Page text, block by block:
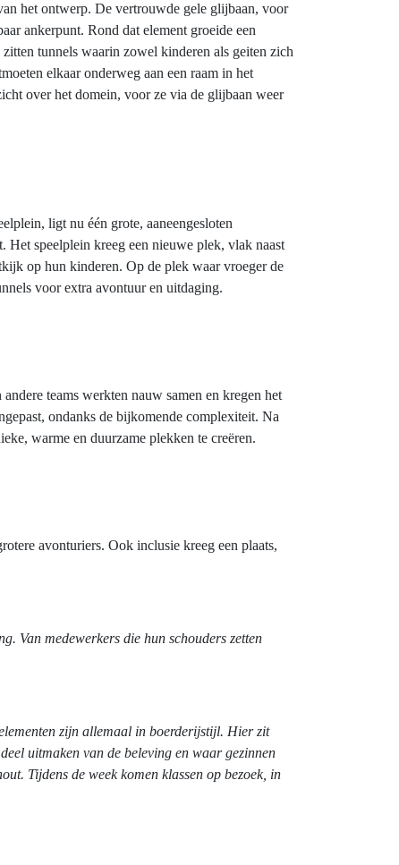
het ontwerp. De vertrouwde gele glijbaan, voor
ankerpunt. Rond dat element groeide een
tunnels waarin zowel kinderen als geiten zich
elkaar onderweg aan een raam in het
over het domein, voor ze via de glijbaan weer
ligt nu één grote, aaneengesloten
Het speelplein kreeg een nieuwe plek, vlak naast
op hun kinderen. Op de plek waar vroeger de
voor extra avontuur en uitdaging.
teams werkten nauw samen en kregen het
ondanks de bijkomende complexiteit. Na
warme en duurzame plekken te creëren.
avonturiers. Ook inclusie kreeg een plaats,
Van medewerkers die hun schouders zetten
zijn allemaal in boerderijstijl. Hier zit
uitmaken van de beleving en waar gezinnen
Tijdens de week komen klassen op bezoek, in